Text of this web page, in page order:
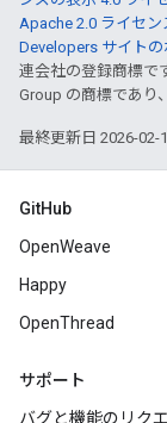
Apache 2.0 ライセン
Developers サイトの
連会社の登録商標で
Group の商標であり
最終更新日 2026-02-
GitHub
OpenWeave
Happy
OpenThread
サポート
バグと機能のリク